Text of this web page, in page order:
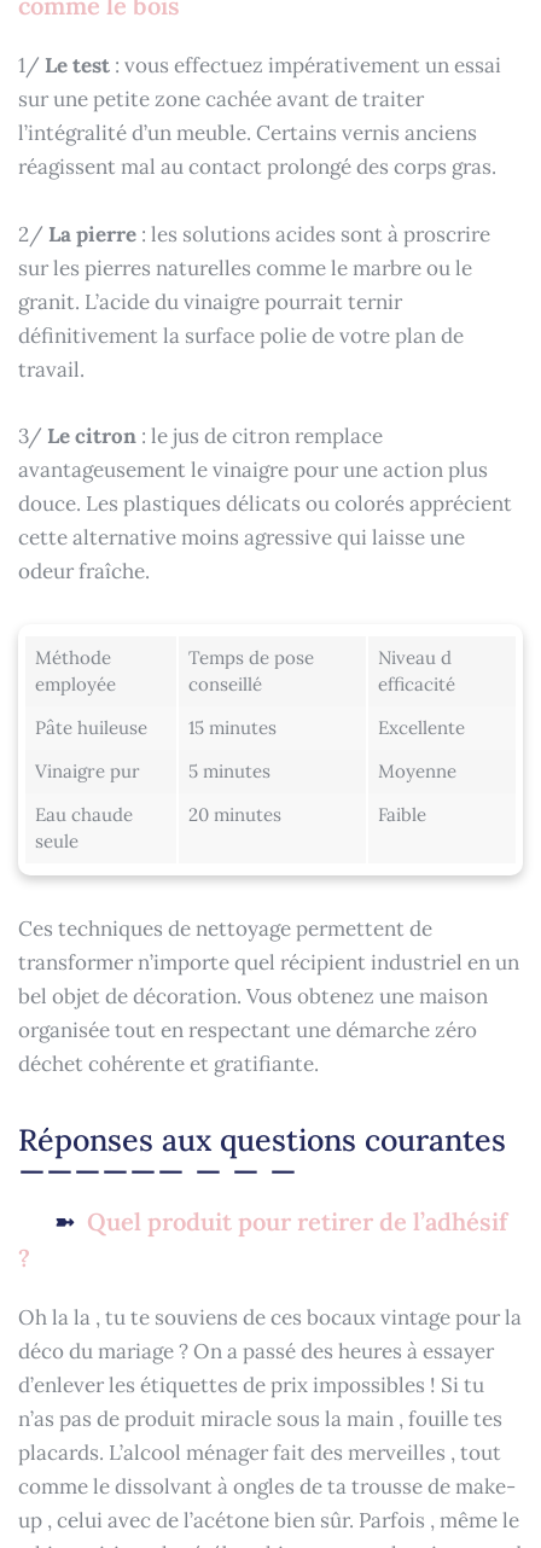
1/ Le test : vous effectuez impérativement un essai
sur une petite zone cachée avant de traiter
l’intégralité d’un meuble. Certains vernis anciens
réagissent mal au contact prolongé des corps gras.
2/ La pierre : les solutions acides sont à proscrire
sur les pierres naturelles comme le marbre ou le
granit. L’acide du vinaigre pourrait ternir
définitivement la surface polie de votre plan de
travail.
3/ Le citron : le jus de citron remplace
avantageusement le vinaigre pour une action plus
douce. Les plastiques délicats ou colorés apprécient
cette alternative moins agressive qui laisse une
odeur fraîche.
Méthode
employée
Temps de pose
conseillé
Niveau d
efficacité
Pâte huileuse
15 minutes
Excellente
Vinaigre pur
5 minutes
Moyenne
Eau chaude
seule
20 minutes Faible
Ces techniques de nettoyage permettent de
transformer n’importe quel récipient industriel en un
bel objet de décoration. Vous obtenez une maison
organisée tout en respectant une démarche zéro
déchet cohérente et gratifiante.
Réponses aux questions courantes
Quel produit pour retirer de l’adhésif
?
Oh la la , tu te souviens de ces bocaux vintage pour la
déco du mariage ? On a passé des heures à essayer
d’enlever les étiquettes de prix impossibles ! Si tu
n’as pas de produit miracle sous la main , fouille tes
placards. L’alcool ménager fait des merveilles , tout
comme le dissolvant à ongles de ta trousse de make-
up , celui avec de l’acétone bien sûr. Parfois , même le